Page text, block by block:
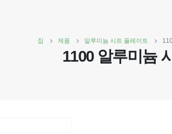
집 제품 알루미늄 시트 플레이트
1100 알루미늄